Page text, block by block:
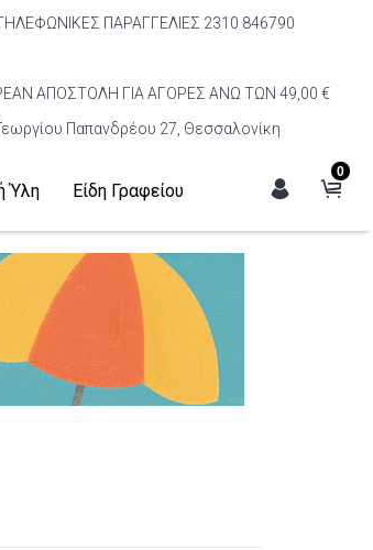
ΠΑΡΑΓΓΕΛΙΕΣ 2310 846790
ΑΠΟΣΤΟΛΗ ΓΙΑ ΑΓΟΡΕΣ ΑΝΩ ΤΩΝ 49,00 €
Παπανδρέου 27, Θεσσαλονίκη
0
Ύλη Είδη Γραφείου